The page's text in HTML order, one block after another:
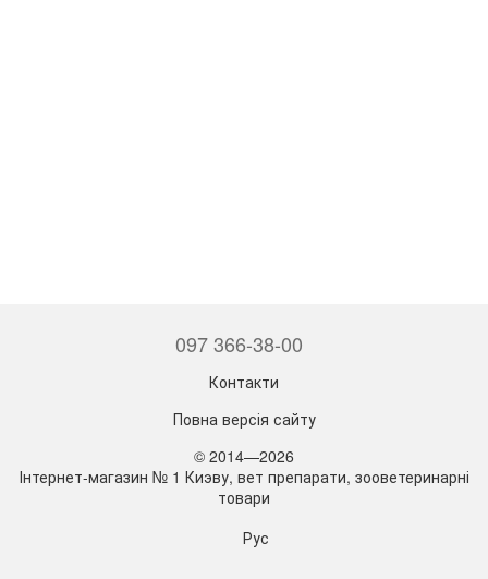
097 366-38-00
Контакти
Повна версія сайту
© 2014—2026
Інтернет-магазин № 1 Киэву, вет препарати, зооветеринарні
товари
Рус